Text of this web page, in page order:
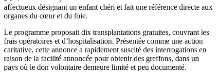
affectueux désignant un enfant chéri et fait une référence directe aux
organes du cœur et du foie.
Le programme proposait dix transplantations gratuites, couvrant les
frais opératoires et d’hospitalisation. Présentée comme une action
caritative, cette annonce a rapidement suscité des interrogations en
raison de la facilité annoncée pour obtenir des greffons, dans un
pays où le don volontaire demeure limité et peu documenté.